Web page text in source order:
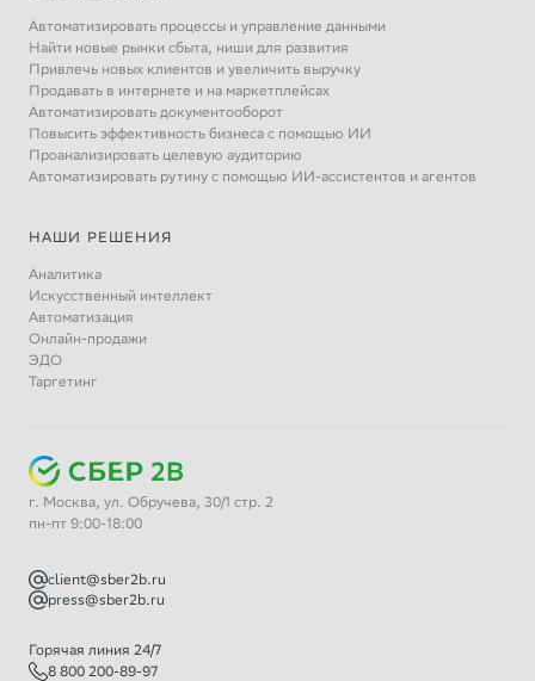
Автоматизировать процессы и управление данными
Найти новые рынки сбыта, ниши для развития
Привлечь новых клиентов и увеличить выручку
Продавать в интернете и на маркетплейсах
Автоматизировать документооборот
Повысить эффективность бизнеса с помощью ИИ
Проанализировать целевую аудиторию
Автоматизировать рутину с помощью ИИ-ассистентов и агентов
НАШИ РЕШЕНИЯ
Аналитика
Искусственный интеллект
Автоматизация
Онлайн-продажи
ЭДО
Таргетинг
г. Москва, ул. Обручева, 30/1 стр. 2
пн-пт 9:00-18:00
client@sber2b.ru
press@sber2b.ru
Горячая линия 24/7
8 800 200-89-97